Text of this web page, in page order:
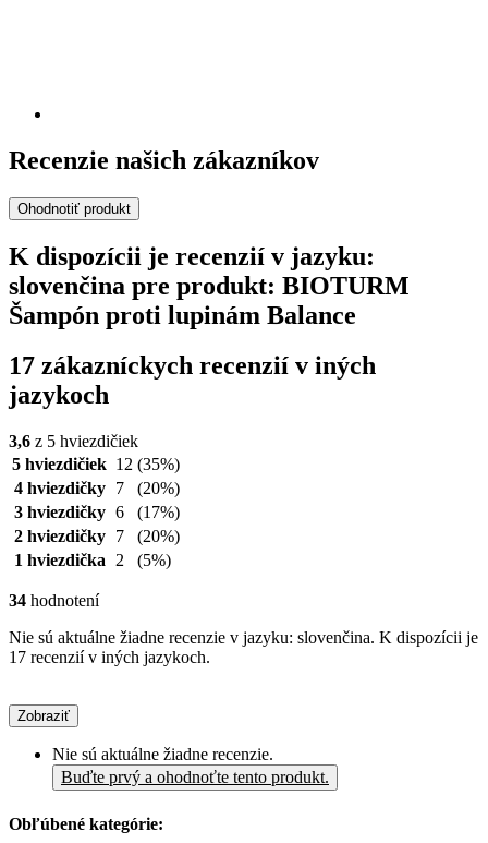
Recenzie našich zákazníkov
Ohodnotiť produkt
K dispozícii je recenzií v jazyku:
slovenčina pre produkt: BIOTURM
Šampón proti lupinám Balance
17 zákazníckych recenzií v iných
jazykoch
3,6 z 5 hviezdičiek
5 hviezdičiek 12 (35%)
4 hviezdičky
7
(20%)
3 hviezdičky 6
(17%)
2 hviezdičky
7
(20%)
1 hviezdička
2 (5%)
34 hodnotení
Nie sú aktuálne žiadne recenzie v jazyku: slovenčina. K dispozícii je
17 recenzií v iných jazykoch.
Zobraziť
Nie sú aktuálne žiadne recenzie.
Buďte prvý a ohodnoťte tento produkt.
Obľúbené kategórie: